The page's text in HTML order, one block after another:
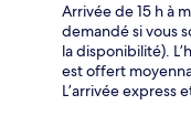
Arrivée de 15 h à
demandé si vous
la disponibilité).
est offert
L’arrivée express